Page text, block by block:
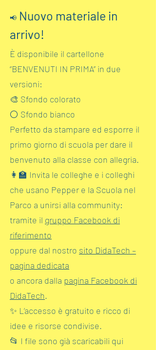
📢 Nuovo materiale in
arrivo!
È disponibile il cartellone
“BENVENUTI IN PRIMA” in due
versioni:
🎨 Sfondo colorato
⚪ Sfondo bianco
Perfetto da stampare ed esporre il
primo giorno di scuola per dare il
benvenuto alla classe con allegria.
👩‍🏫 Invita le colleghe e i colleghi
che usano Pepper e la Scuola nel
Parco a unirsi alla community:
tramite il gruppo Facebook di
riferimento
oppure dal nostro sito DidaTech –
pagina dedicata
o ancora dalla pagina Facebook di
DidaTech.
✨ L’accesso è gratuito e ricco di
idee e risorse condivise.
📂 I file sono già scaricabili qui